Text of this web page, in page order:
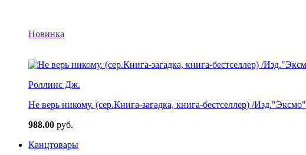
Новинка
Роллинс Дж.
Не верь никому. (сер.Книга-загадка, книга-бестселлер) /Изд."Эксмо"
988.00 руб.
Канцтовары